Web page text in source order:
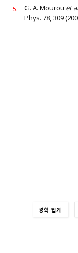
G. A. Mourou et
Phys. 78, 309
광학 집게